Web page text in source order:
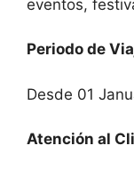
eventos,
Periodo de
Desde 01
Atención al